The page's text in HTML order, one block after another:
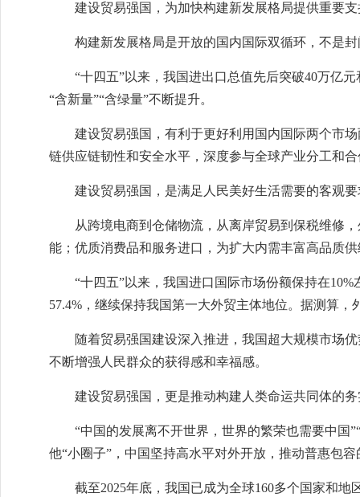
建设贸易强国，为加快构建新发展格局提供重要
构建新发展格局是开放的国内国际双循环，不是
“十四五”以来，我国进出口总值先后突破40万亿
“含新量”“含绿量”不断提升。
建设贸易强国，有利于更好利用国内国际两个市
链供应链韧性和安全水平，深度参与全球产业分工和
建设贸易强国，是满足人民美好生活需要的客观
从跨境电商到仓储物流，从离岸贸易到保税维修
能；优质消费品和服务进口，为扩大内需丰富高品质
“十四五”以来，我国进口国际市场份额保持在
57.4%，继续保持我国第一大外贸主体地位。据测算
随着贸易强国建设深入推进，我国超大规模市场
不断增强人民群众的获得感和幸福感。
建设贸易强国，更是推动构建人类命运共同体的
“中国的发展离不开世界，世界的繁荣也需要中
他“小圈子”，中国坚持高水平对外开放，推动普惠包
截至2025年底，我国已成为全球160多个国家和